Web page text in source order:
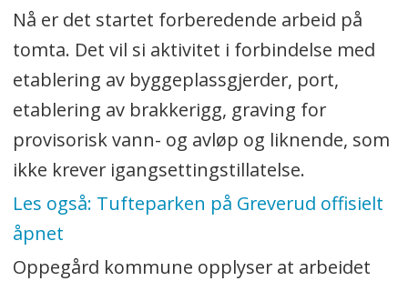
Nå er det startet forberedende arbeid på
tomta. Det vil si aktivitet i forbindelse med
etablering av byggeplassgjerder, port,
etablering av brakkerigg, graving for
provisorisk vann- og avløp og liknende, som
ikke krever igangsettingstillatelse.
Les også: Tufteparken på Greverud offisielt
åpnet
Oppegård kommune opplyser at arbeidet